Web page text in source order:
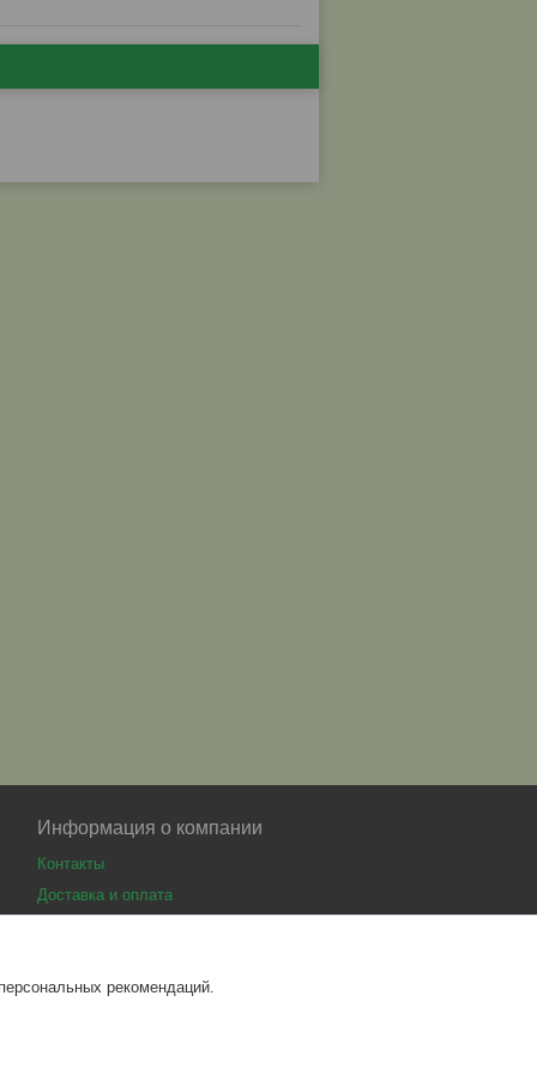
Информация о компании
Контакты
Доставка и оплата
рекомендаций.